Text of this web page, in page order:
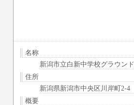
名称
新潟市立白新中学校グラウンド
住所
新潟県新潟市中央区川岸町2-4
概要